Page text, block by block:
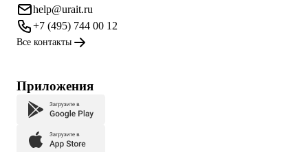
help@urait.ru
+7 (495) 744 00 12
Все контакты
Приложения